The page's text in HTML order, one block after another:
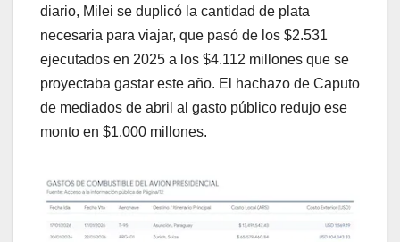
diario, Milei se duplicó la cantidad de plata
necesaria para viajar, que pasó de los $2.531
ejecutados en 2025 a los $4.112 millones que se
proyectaba gastar este año. El hachazo de Caputo
de mediados de abril al gasto público redujo ese
monto en $1.000 millones.